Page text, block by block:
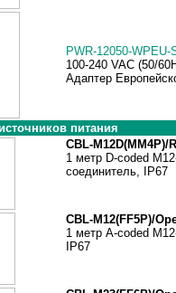
PWR-12050-WPEU-
100-240 VAC (50/
Адаптер
питания
CBL-M12D(MM4P)/
1 метр D-coded
соединитель, IP67
CBL-M12(FF5P)/
1 метр A-coded
IP67